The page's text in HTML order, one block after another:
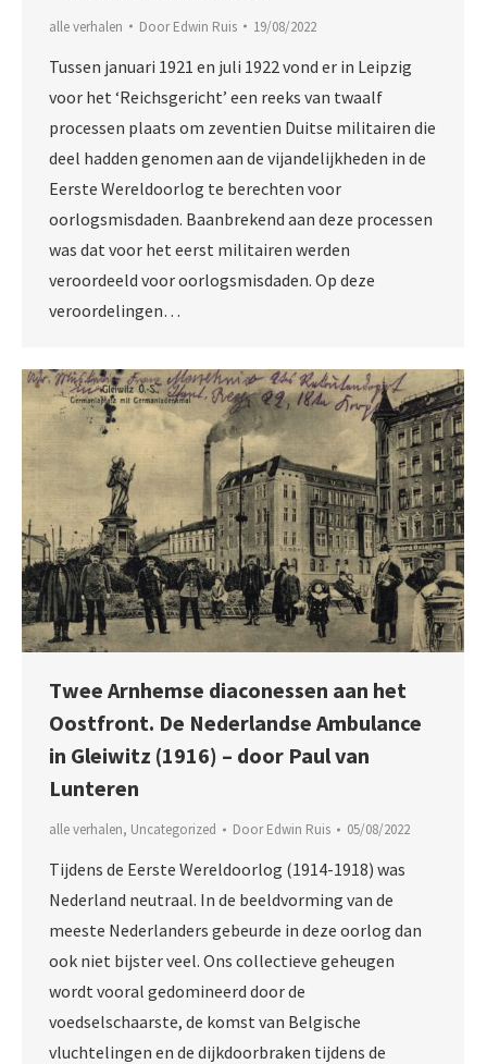
alle verhalen DoorEdwin Ruis 19/08/2022
Tussen januari 1921 en juli 1922 vond er in Leipzig
voor het ‘Reichsgericht’ een reeks van twaalf
processen plaats om zeventien Duitse militairen die
deel hadden genomen aan de vijandelijkheden in de
Eerste Wereldoorlog te berechten voor
oorlogsmisdaden. Baanbrekend aan deze processen
was dat voor het eerst militairen werden
veroordeeld voor oorlogsmisdaden. Op deze
veroordelingen…
Twee Arnhemse diaconessen aan het
Oostfront. De Nederlandse Ambulance
in Gleiwitz (1916) – door Paul van
Lunteren
alle verhalen, Uncategorized DoorEdwin Ruis 05/08/2022
Tijdens de Eerste Wereldoorlog (1914-1918) was
Nederland neutraal. In de beeldvorming van de
meeste Nederlanders gebeurde in deze oorlog dan
ook niet bijster veel. Ons collectieve geheugen
wordt vooral gedomineerd door de
voedselschaarste, de komst van Belgische
vluchtelingen en de dijkdoorbraken tijdens de